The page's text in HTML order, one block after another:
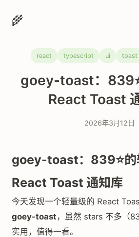
🌾
react typescript ui toast
goey-toast：
React Toast
2026年3月12日
goey-toast：839⭐的
React Toast 通知库
今天发现一个轻量级的 React
goey-toast ，虽然 stars 不多（
实用，值得一看。